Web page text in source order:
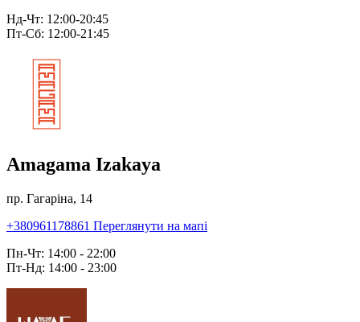
Нд-Чт: 12:00-20:45
Пт-Сб: 12:00-21:45
Amagama Izakaya
пр. Гагаріна, 14
+380961178861 Переглянути на мапі
Пн-Чт: 14:00 - 22:00
Пт-Нд: 14:00 - 23:00